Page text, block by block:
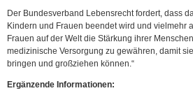
Der Bundesverband Lebensrecht fordert, dass
Kindern und Frauen beendet wird und vielmehr
Frauen auf der Welt die Stärkung ihrer
medizinische Versorgung zu gewähren, damit
bringen und großziehen können.“
Ergänzende Informationen: